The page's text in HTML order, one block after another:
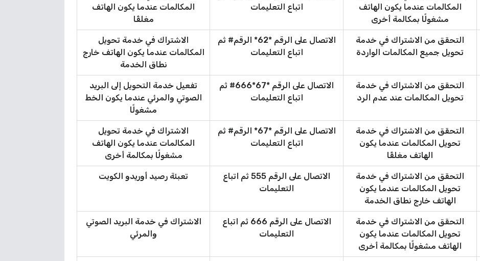
المكالمات عندما يكون الهاتف
مشغولًا بمكالمة أخرى
اتباع التعليمات
المكالمات عندما يكون الهاتف
مغلقًا
التحقق من الاشتراك في خدمة
تحويل جميع المكالمات الواردة
الاتصال على الرقم *62* الرقم# ثم
اتباع التعليمات
الاشتراك في خدمة تحويل
المكالمات عندما يكون الهاتف خارج
نطاق الخدمة
التحقق من الاشتراك في خدمة
تحويل المكالمات عند عدم الرد
الاتصال على الرقم *67*666# ثم
اتباع التعليمات
تفعيل خدمة التحويل إلى البريد
الصوتي والمرئي عندما يكون الخط
مشغولًا
التحقق من الاشتراك في خدمة
تحويل المكالمات عندما يكون
الهاتف مغلقًا
الاتصال على الرقم *67* الرقم# ثم
اتباع التعليمات
الاشتراك في خدمة تحويل
المكالمات عندما يكون الهاتف
مشغولًا بمكالمة أخرى
التحقق من الاشتراك في خدمة
تحويل المكالمات عندما يكون
الهاتف خارج نطاق الخدمة
الاتصال على الرقم 555 ثم اتباع
التعليمات
تعبئة رصيد أوريدو الكويت
التحقق من الاشتراك في خدمة
تحويل المكالمات عندما يكون
الهاتف مشغولًا بمكالمة أخرى
الاتصال على الرقم 666 ثم اتباع
التعليمات
الاشتراك في خدمة البريد الصوتي
والمرئي